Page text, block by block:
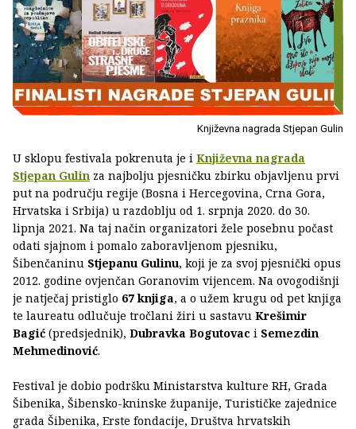
Književna nagrada Stjepan Gulin
U sklopu festivala pokrenuta je i Književna nagrada
Stjepan Gulin za najbolju pjesničku zbirku objavljenu prvi
put na području regije (Bosna i Hercegovina, Crna Gora,
Hrvatska i Srbija) u razdoblju od 1. srpnja 2020. do 30.
lipnja 2021. Na taj način organizatori žele posebnu počast
odati sjajnom i pomalo zaboravljenom pjesniku,
Šibenčaninu Stjepanu Gulinu, koji je za svoj pjesnički opus
2012. godine ovjenčan Goranovim vijencem. Na ovogodišnji
je natječaj pristiglo 67 knjiga, a o užem krugu od pet knjiga
te laureatu odlučuje tročlani žiri u sastavu Krešimir
Bagić (predsjednik), Dubravka Bogutovac i Semezdin
Mehmedinović.
Festival je dobio podršku Ministarstva kulture RH, Grada
Šibenika, Šibensko-kninske županije, Turističke zajednice
grada Šibenika, Erste fondacije, Društva hrvatskih